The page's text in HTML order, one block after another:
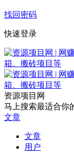
找回密码
快速登录
资源项目网
马上搜索最适合你
文章
文章
用户